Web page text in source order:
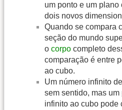
um ponto e um
dois novos
Quando se compara
seção do mundo
o corpo completo
comparação é entre
ao cubo.
Um número infinito
sem sentido, mas
infinito ao cubo pode